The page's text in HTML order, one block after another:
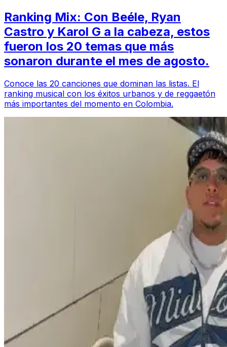
Ranking Mix: Con Beéle, Ryan
Castro y Karol G a la cabeza, estos
fueron los 20 temas que más
sonaron durante el mes de agosto.
Conoce las 20 canciones que dominan las listas. El
ranking musical con los éxitos urbanos y de reggaetón
más importantes del momento en Colombia.